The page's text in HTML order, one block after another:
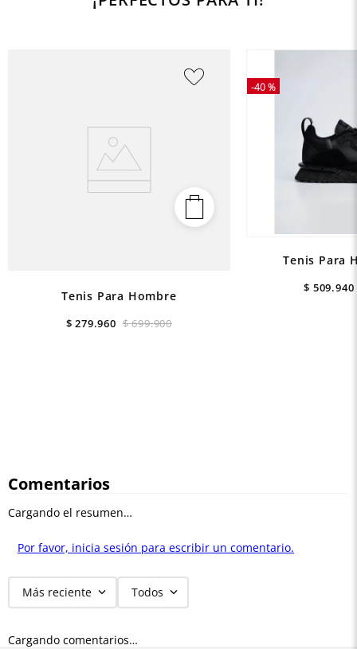
Tenis Para Hombre
$ 699.900
$ 279.960
-40 %
Tenis Para
$ 509.940
Comentarios
Cargando el resumen…
Por favor, inicia sesión para escribir un comentario.
Más reciente Todos
Cargando comentarios…